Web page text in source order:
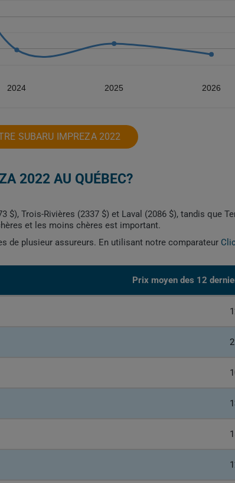
2024 2025 2026
SUBARU IMPREZA 2022
2022 AU QUÉBEC?
Trois-Rivières (2337 $) et Laval (2086 $), tandis que
et les moins chères est important.
de plusieur assureurs. En utilisant notre comparateur
Prix ​​moyen des 12